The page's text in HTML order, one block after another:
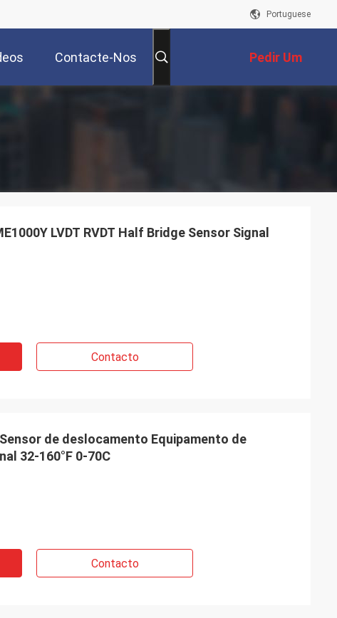
Portuguese
Contacte-Nos Pedir Um
Orçamento
LVDT RVDT Half Bridge Sensor Signal
Contacto
Sensor de deslocamento Equipamento de
32-160°F 0-70C
Contacto